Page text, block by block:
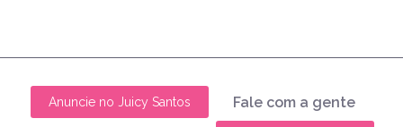
Anuncie no Juicy Santos Fale com a gente